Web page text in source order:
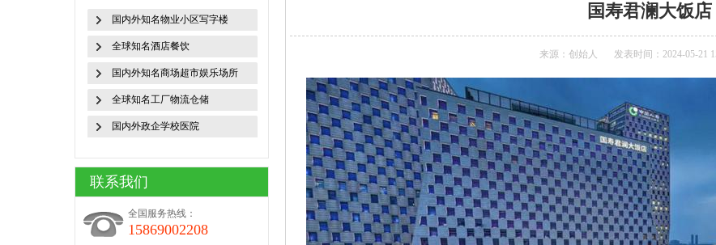
国内外知名物业小区写字楼
全球知名酒店餐饮
国内外知名商场超市娱乐场所
全球知名工厂物流仓储
国内外政企学校医院
联系我们
全国服务热线：
15869002208
国寿君澜大饭店
来源：创始人 发表时间：2024-05-21